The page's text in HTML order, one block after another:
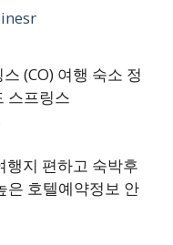
(CO) 여행 숙소 정
스프링스
행지 편하고 숙박후
은 호텔예약정보 안